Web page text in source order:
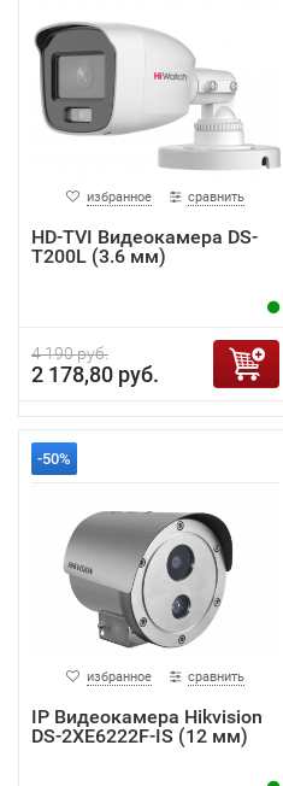
избранное сравнить
HD-TVI Видеокамера DS-
T200L (3.6 мм)
4 190 руб.
2 178,80 руб.
-50%
избранное сравнить
IP Видеокамера Hikvision
DS-2XE6222F-IS (12 мм)